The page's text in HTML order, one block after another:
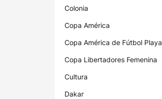
Colonia
Copa América
Copa América de Fútbol Playa
Copa Libertadores Femenina
Cultura
Dakar